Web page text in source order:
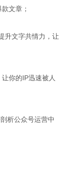
文章；
升文字共情力，让
你的IP迅速被人
析公众号运营中